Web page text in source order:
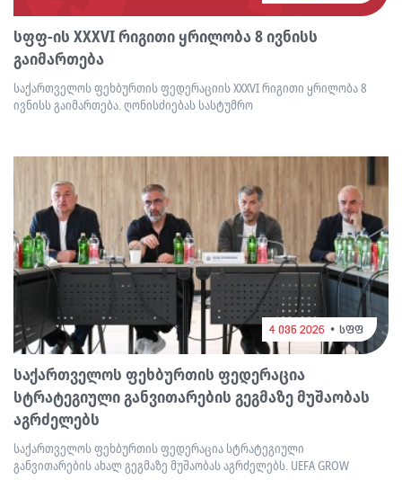
სფფ-ის XXXVI რიგითი ყრილობა 8 ივნისს
გაიმართება
საქართველოს ფეხბურთის ფედერაციის XXXVI რიგითი ყრილობა 8
ივნისს გაიმართება. ღონისძიებას სასტუმრო
4 ივნ 2026 სფფ
საქართველოს ფეხბურთის ფედერაცია
სტრატეგიული განვითარების გეგმაზე მუშაობას
აგრძელებს
საქართველოს ფეხბურთის ფედერაცია სტრატეგიული
განვითარების ახალ გეგმაზე მუშაობას აგრძელებს. UEFA GROW